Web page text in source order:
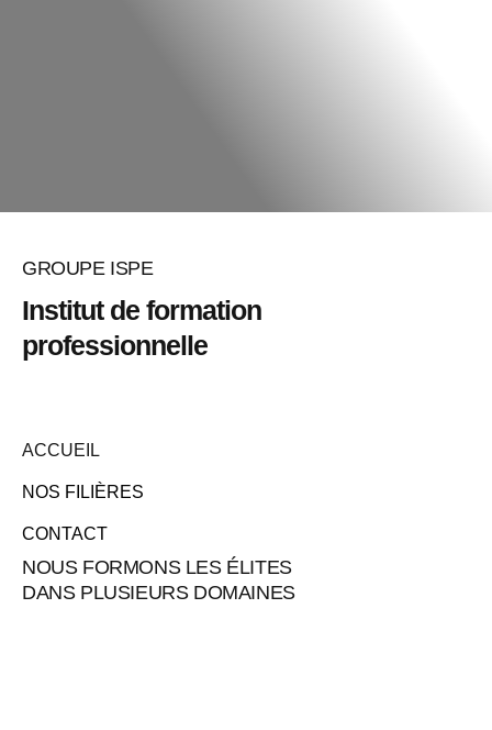
GROUPE ISPE
Institut de formation
professionnelle
ACCUEIL
NOS FILIÈRES
CONTACT
NOUS FORMONS LES ÉLITES
DANS PLUSIEURS DOMAINES